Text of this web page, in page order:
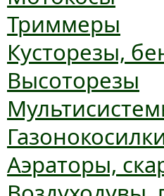
Триммеры
Кусторезы,
Высоторезы
Аэраторы,